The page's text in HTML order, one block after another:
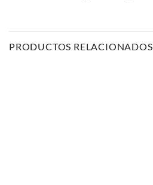
PRODUCTOS RELACIONADOS